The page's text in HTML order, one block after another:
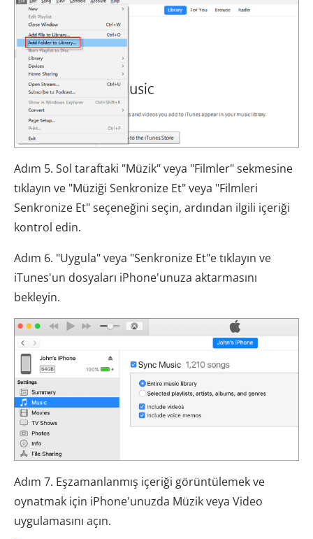
Adım 5. Sol taraftaki "Müzik" veya "Filmler" sekmesine
tıklayın ve "Müziği Senkronize Et" veya "Filmleri
Senkronize Et" seçeneğini seçin, ardından ilgili içeriği
kontrol edin.
Adım 6. "Uygula" veya "Senkronize Et"e tıklayın ve
iTunes'un dosyaları iPhone'unuza aktarmasını
bekleyin.
Adım 7. Eşzamanlanmış içeriği görüntülemek ve
oynatmak için iPhone'unuzda Müzik veya Video
uygulamasını açın.